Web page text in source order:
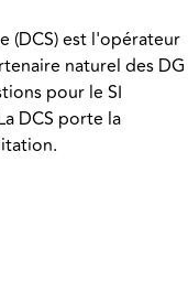
(DCS) est l'opérateur
naturel des DG
pour le SI
DCS porte la